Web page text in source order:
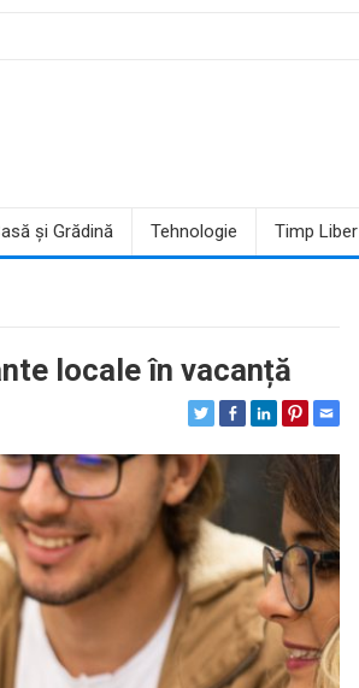
și Grădină Tehnologie Timp Liber
locale în vacanță